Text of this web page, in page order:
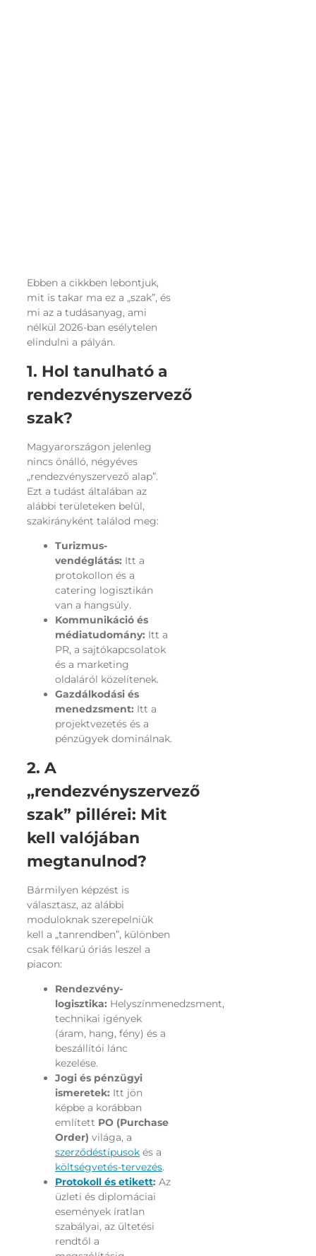
Ebben a cikkben lebontjuk,
mit is takar ma ez a „szak”, és
mi az a tudásanyag, ami
nélkül 2026-ban esélytelen
elindulni a pályán.
1. Hol tanulható a
rendezvényszervező
szak?
Magyarországon jelenleg
nincs önálló, négyéves
„rendezvényszervező alap”.
Ezt a tudást általában az
alábbi területeken belül,
szakirányként találod meg:
Turizmus-
vendéglátás: Itt a
protokollon és a
catering logisztikán
van a hangsúly.
Kommunikáció és
médiatudomány: Itt a
PR, a sajtókapcsolatok
és a marketing
oldaláról közelítenek.
Gazdálkodási és
menedzsment: Itt a
projektvezetés és a
pénzügyek dominálnak.
2. A
„rendezvényszervező
szak” pillérei: Mit
kell valójában
megtanulnod?
Bármilyen képzést is
választasz, az alábbi
moduloknak szerepelniük
kell a „tanrendben”, különben
csak félkarú óriás leszel a
piacon:
Rendezvény-
logisztika: Helyszínmenedzsment,
technikai igények
(áram, hang, fény) és a
beszállítói lánc
kezelése.
Jogi és pénzügyi
ismeretek: Itt jön
képbe a korábban
említett PO (Purchase
Order) világa, a
szerződéstípusokés a
költségvetés-tervezés.
Protokoll és etikett: Az
üzleti és diplomáciai
események íratlan
szabályai, az ültetési
rendtől a